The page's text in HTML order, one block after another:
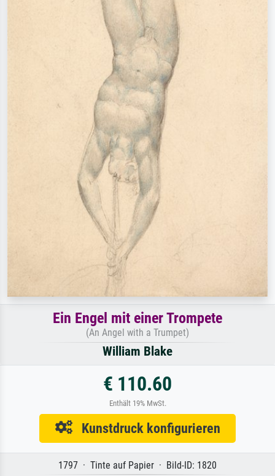
Ein Engel mit einer Trompete
(An Angel with a Trumpet)
William Blake
€ 110.60
Enthält 19% MwSt.
Kunstdruck konfigurieren
1797 · Tinte auf Papier · Bild-ID: 1820